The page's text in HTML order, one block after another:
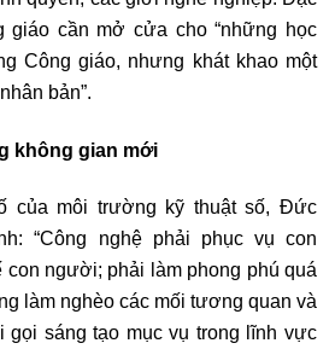
giáo cần mở cửa cho “những học
Công giáo, nhưng khát khao một
bản”.
không gian mới
của môi trường kỹ thuật số, Đức
“Công nghệ phải phục vụ con
con người; phải làm phong phú quá
làm nghèo các mối tương quan và
gọi sáng tạo mục vụ trong lĩnh vực